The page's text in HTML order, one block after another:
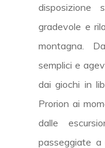
disposizione
gradevole e
montagna.
semplici e
dai giochi in
Prorion ai
dalle
passeggiate